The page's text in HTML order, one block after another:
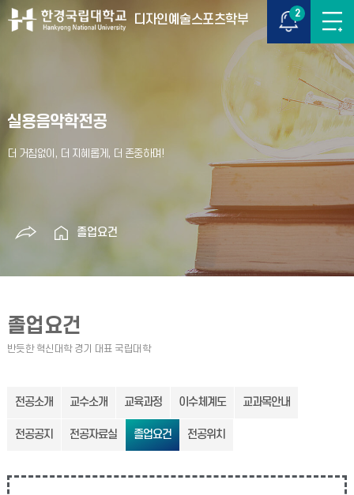
디자인예술스포츠학부 2
실용음악학전공
졸업요건
졸업요건
전공소개 교수소개 교육과정 이수체계도 교과목안내
전공공지 전공자료실 졸업요건 전공위치